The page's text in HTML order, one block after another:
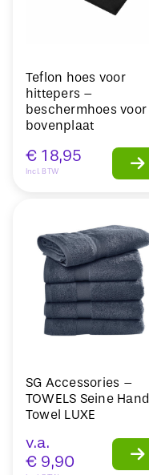
Teflon hoes voor
hittepers –
beschermhoes voor
bovenplaat
€ 18,95
Incl. BTW
SG Accessories –
TOWELS Seine Hand
Towel LUXE
v.a.
€ 9,90